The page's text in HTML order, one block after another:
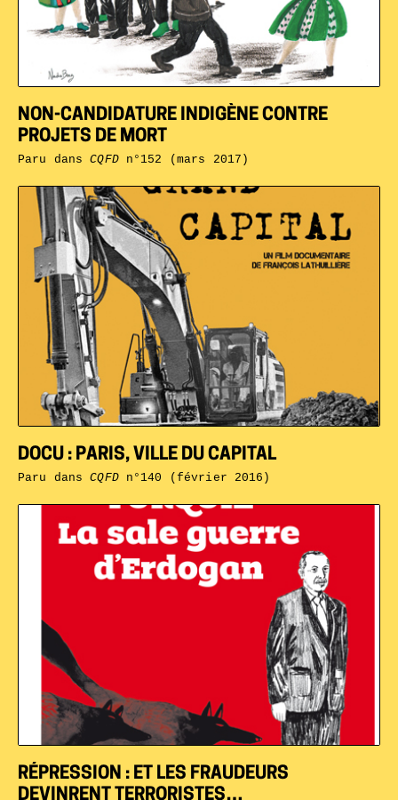
RÉPRESSION : ET LES FRAUDEURS
DEVINRENT TERRORISTES…
DOCU : PARIS, VILLE DU CAPITAL
Paru dansCQFDn°140 (février 2016)
NON-CANDIDATURE INDIGÈNE CONTRE
PROJETS DE MORT
Paru dansCQFDn°152 (mars 2017)